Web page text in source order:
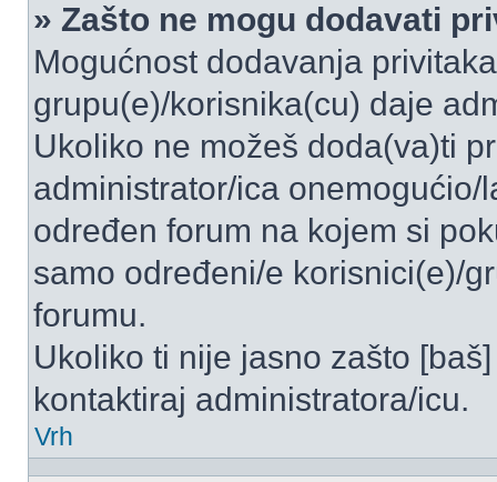
» Zašto ne mogu dodavati
Mogućnost dodavanja
grupu(e)/korisnika(cu) daje
Ukoliko ne možeš doda(va)ti
administrator/ica
određen forum na kojem si
samo određeni/e korisnici(e)/
forumu.
Ukoliko ti nije jasno zašto
kontaktiraj administratora/icu.
Vrh